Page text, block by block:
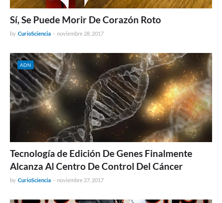
Sí, Se Puede Morir De Corazón Roto
by CurioSciencia - noviembre 28, 2017
ADN
Tecnología de Edición De Genes Finalmente
Alcanza Al Centro De Control Del Cáncer
by CurioSciencia - noviembre 27, 2017